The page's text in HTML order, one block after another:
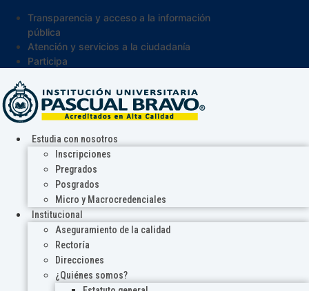
Transparencia y acceso a la información
pública
Atención y servicios a la ciudadanía
Participa
Estudia con nosotros
Inscripciones
Pregrados
Posgrados
Micro y Macrocredenciales
Institucional
Aseguramiento de la calidad
Rectoría
Direcciones
¿Quiénes somos?